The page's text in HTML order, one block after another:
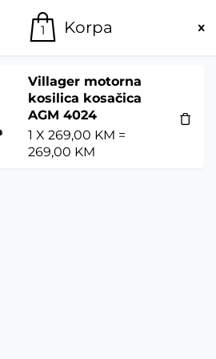
1 proizvod
Moj nalog
1 Korpa
Villager motorna
kosilica kosačica
AGM 4024
1 X 269,00 KM =
269,00 KM